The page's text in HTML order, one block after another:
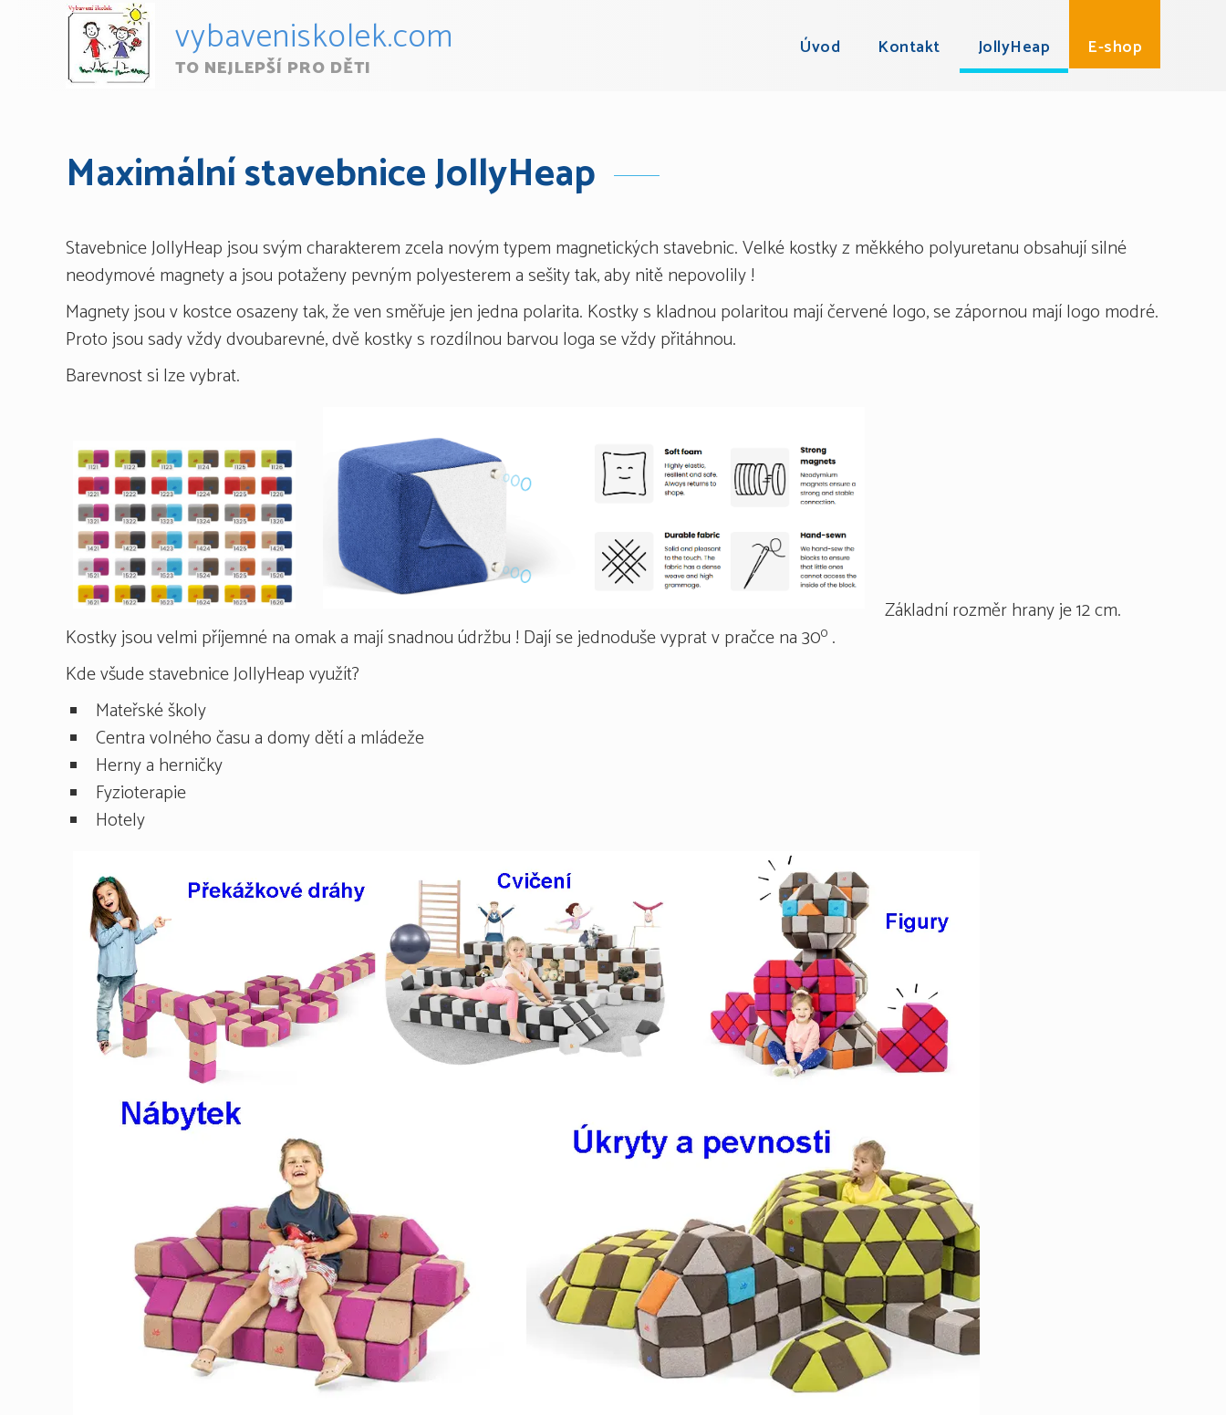
vybaveniskolek.com
TO NEJLEPŠÍ PRO DĚTI
Úvod Kontakt JollyHeap E-shop
Maximální stavebnice JollyHeap
Stavebnice JollyHeap jsou svým charakterem zcela novým typem magnetických stavebnic. Velké kostky z měkkého polyuretanu obsahují silné
neodymové magnety a jsou potaženy pevným polyesterem a sešity tak, aby nitě nepovolily !
Magnety jsou v kostce osazeny tak, že ven směřuje jen jedna polarita. Kostky s kladnou polaritou mají červené logo, se zápornou mají logo modré.
Proto jsou sady vždy dvoubarevné, dvě kostky s rozdílnou barvou loga se vždy přitáhnou.
Barevnost si lze vybrat.
Základní rozměr hrany je 12 cm.
Kostky jsou velmi příjemné na omak a mají snadnou údržbu ! Dají se jednoduše vyprat v pračce na 30o .
Kde všude stavebnice JollyHeap využít?
Mateřské školy
Centra volného času a domy dětí a mládeže
Herny a herničky
Fyzioterapie
Hotely